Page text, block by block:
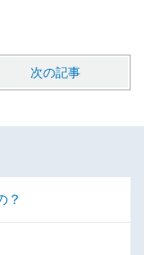
次の記事
？